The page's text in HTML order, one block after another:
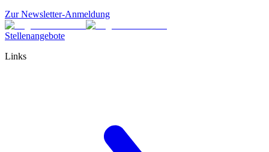
Zur Newsletter-Anmeldung
Stellenangebote
Links